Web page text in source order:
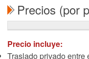
Precios (por
Precio incluye:
Traslado privado entre